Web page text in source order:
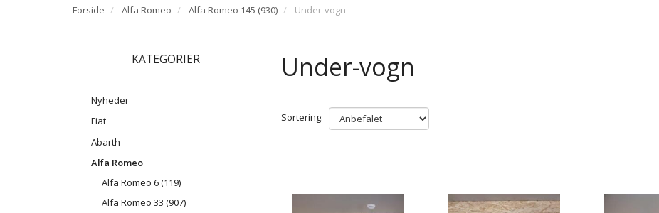
Forside Alfa Romeo Alfa Romeo 145 (930) Under-vogn
KATEGORIER
Nyheder
Fiat
Abarth
Alfa Romeo
Alfa Romeo 6 (119)
Alfa Romeo 33 (907)
Under-vogn
Sortering: